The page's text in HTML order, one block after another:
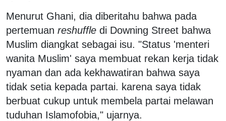
Menurut Ghani, dia diberitahu bahwa pada
pertemuan reshuffle di Downing Street bahwa
Muslim diangkat sebagai isu. "Status 'menteri
wanita Muslim' saya membuat rekan kerja tidak
nyaman dan ada kekhawatiran bahwa saya
tidak setia kepada partai. karena saya tidak
berbuat cukup untuk membela partai melawan
tuduhan Islamofobia," ujarnya.